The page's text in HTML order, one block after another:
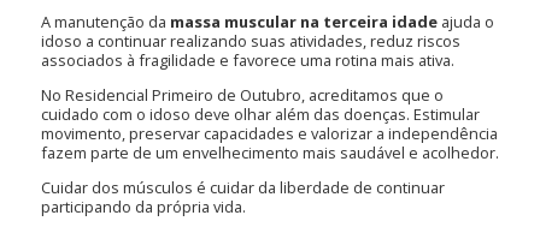
A manutenção da massa muscular na terceira idade ajuda o
idoso a continuar realizando suas atividades, reduz riscos
associados à fragilidade e favorece uma rotina mais ativa.
No Residencial Primeiro de Outubro, acreditamos que o
cuidado com o idoso deve olhar além das doenças. Estimular
movimento, preservar capacidades e valorizar a independência
fazem parte de um envelhecimento mais saudável e acolhedor.
Cuidar dos músculos é cuidar da liberdade de continuar
participando da própria vida.